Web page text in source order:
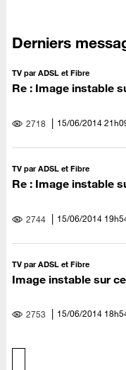
Derniers
TV par ADSL et Fibre
Re : Image instable
2718 ‎15/06/2014
TV par ADSL et Fibre
Re : Image instable
2744 ‎15/06/2014
TV par ADSL et Fibre
Image instable sur
2753 ‎15/06/2014